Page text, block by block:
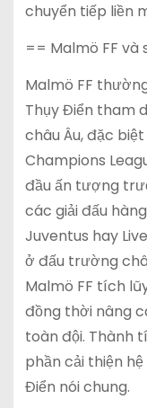
chuyển tiếp liền
== Malmö FF và
Malmö FF
Thụy Điển tham
châu Âu, đặc
Champions
đầu ấn tượng
các giải đấu
Juventus hay
ở đấu trường
Malmö FF tích
đồng thời nâng
toàn đội. Thành
phần cải thiện
Điển nói chung.